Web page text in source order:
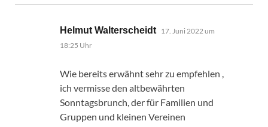
Helmut Walterscheidt sagt:
17. Juni 2022 um
18:25 Uhr
Wie bereits erwähnt sehr zu empfehlen ,
ich vermisse den altbewährten
Sonntagsbrunch, der für Familien und
Gruppen und kleinen Vereinen